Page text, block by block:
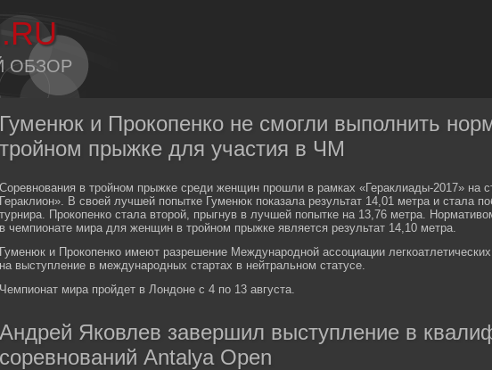
ОБЗОР
Гуменюк и Прокопенко не смогли выполнить
тройном прыжке для участия в ЧМ
Соревнования в тройном прыжке среди женщин прошли в рамках «Гераклиады-2017» на
Гераклион». В своей лучшей попытке Гуменюк показала результат 14,01 метра и стала
турнира. Прокопенко стала второй, прыгнув в лучшей попытке на 13,76 метра.
в чемпионате мира для женщин в тройном прыжке является результат 14,10 метра.
Гуменюк и Прокопенко имеют разрешение Международной ассоциации
на выступление в международных стартах в нейтральном статусе.
Чемпионат мира пройдет в Лондоне с 4 по 13 августа.
Андрей Яковлев завершил выступление в
соревнований Antalya Open